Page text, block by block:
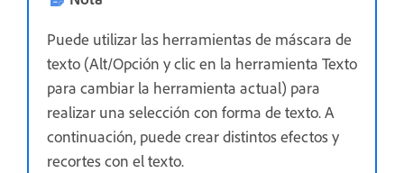
Puede utilizar las herramientas de máscara de
texto (Alt/Opción y clic en la herramienta Texto
para cambiar la herramienta actual) para
realizar una selección con forma de texto. A
continuación, puede crear distintos efectos y
recortes con el texto.